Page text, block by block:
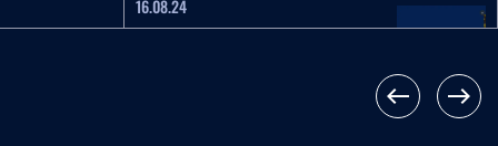
16.08.24
La piattaforma SSLazio.it
west east